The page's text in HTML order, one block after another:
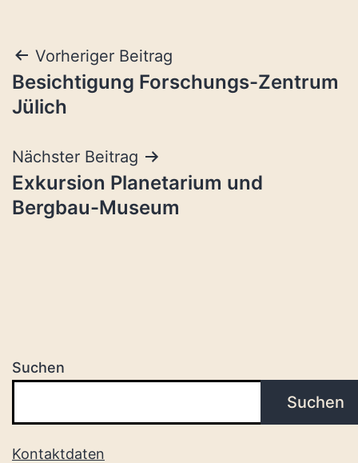
Beitragsnavigation
Vorheriger Beitrag
Besichtigung Forschungs-Zentrum
Jülich
Nächster Beitrag
Exkursion Planetarium und
Bergbau-Museum
Suchen
Suchen
Kontaktdaten